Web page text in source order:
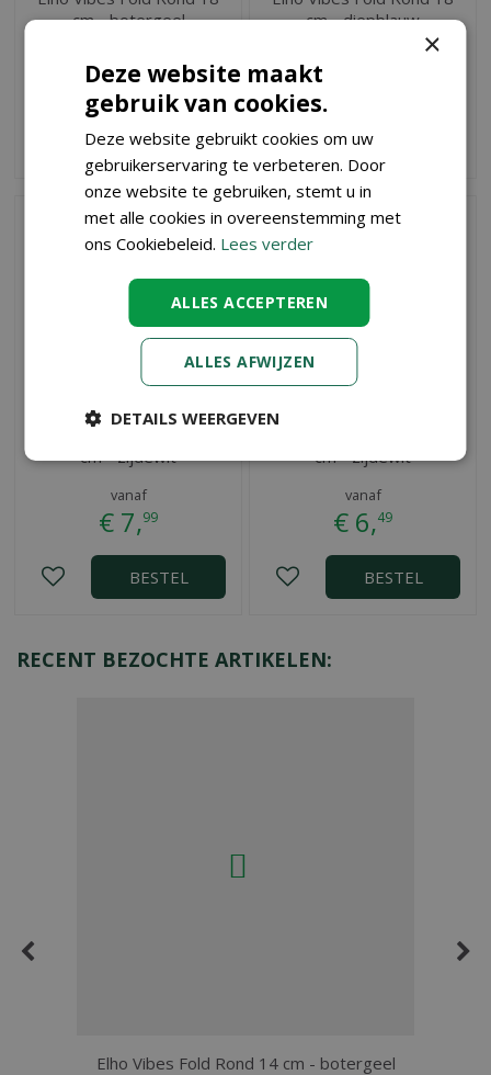
cm - botergeel
€9, 89
BESTEL
cm - diepblauw
BESTEL
cm - zijdewit
vanaf
€ 7,99
BESTEL
cm - zijdewit
vanaf
€ 6,49
BESTEL
RECENT BEZOCHTE ARTIKELEN:
Elho Vibes Fold Rond 14 cm - botergeel
×
Deze website maakt
gebruik van cookies.
Deze website gebruikt cookies om uw
gebruikerservaring te verbeteren. Door
onze website te gebruiken, stemt u in
met alle cookies in overeenstemming met
ons Cookiebeleid. Lees verder
ALLES ACCEPTEREN
ALLES AFWIJZEN
DETAILS WEERGEVEN